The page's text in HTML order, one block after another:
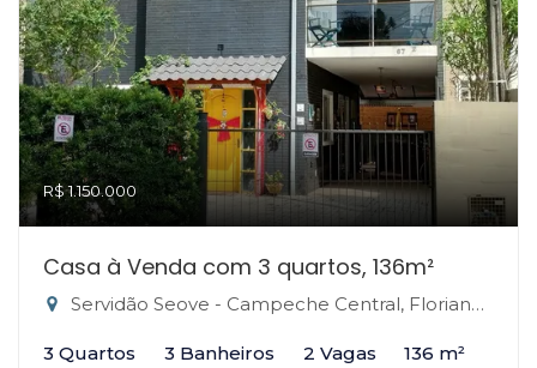
R$ 1.150.000
Casa à Venda com 3 quartos, 136m²
Servidão Seove - Campeche Central, Florianópolis-SC
3 Quartos 3 Banheiros 2 Vagas 136 m²